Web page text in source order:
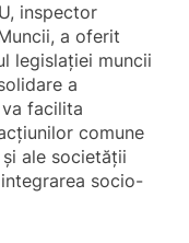
inspector
a oferit
legislaţiei muncii
a
facilita
comune
ale societăţii
socio-